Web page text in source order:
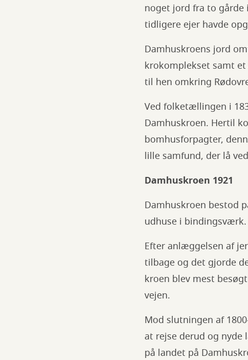
noget jord fra to gårde
tidligere ejer havde
Damhuskroens jord
krokomplekset samt
til hen omkring
Ved folketællingen i
Damhuskroen. Hertil
bomhusforpagter,
lille samfund, der lå
Damhuskroen 1921
Damhuskroen bestod
udhuse i
Efter anlæggelsen af
tilbage og det gjorde
kroen blev mest
vejen.
Mod slutningen af
at rejse derud og
på landet på